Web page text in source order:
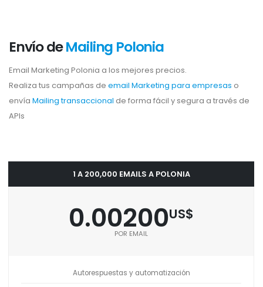
Envío deMailing Polonia
Email Marketing Polonia a los mejores precios.
Realiza tus campañas de email Marketing para empresas o
envía Mailing transaccional de forma fácil y segura a través de
APIs
1 A 200,000 EMAILS A POLONIA
0.00200US$
POR EMAIL
Autorespuestas y automatización